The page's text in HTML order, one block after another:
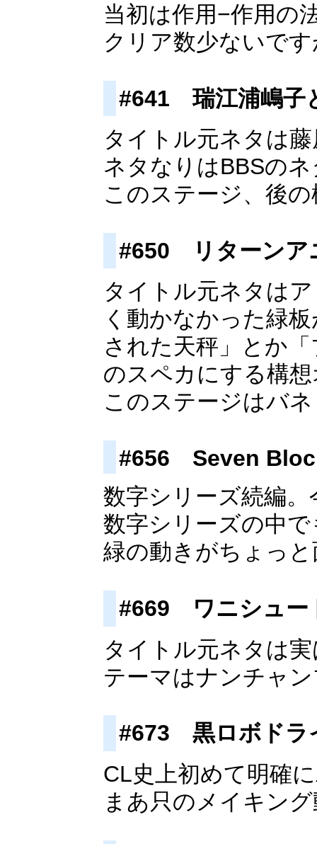
当初は作用−作用の
クリア数少ないで
#641 瑞江浦嶋子
タイトル元ネタは
ネタなりはBBSの
このステージ、後
#650 リターンア
タイトル元ネタは
く動かなかった緑
された天秤」とか
のスペカにする構
このステージはバ
#656 Seven
数字シリーズ続編
数字シリーズの中
緑の動きがちょっ
#669 ワニシュー
タイトル元ネタは
テーマはナンチャ
#673 黒ロボドラ
CL史上初めて明確
まあ只のメイキン